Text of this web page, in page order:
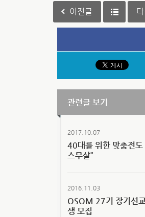
이전글
관련글 보기
2017.10.07
40대를 위한 맞춤전도
스무살”
2016.11.03
OSOM 27기 장기선
생 모집